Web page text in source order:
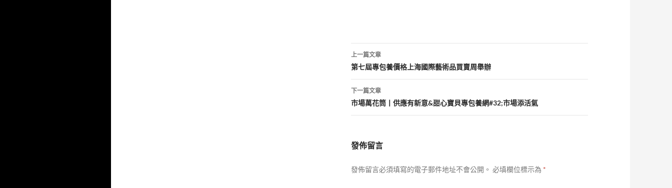
文
章
導
覽
上一篇文章
第七屆專包養價格上海國際藝術品買賣周舉辦
下一篇文章
市場萬花筒丨供應有新意&甜心寶貝專包養網#32;市場添活氣
發佈留言
發佈留言必須填寫的電子郵件地址不會公開。 必填欄位標示為 *